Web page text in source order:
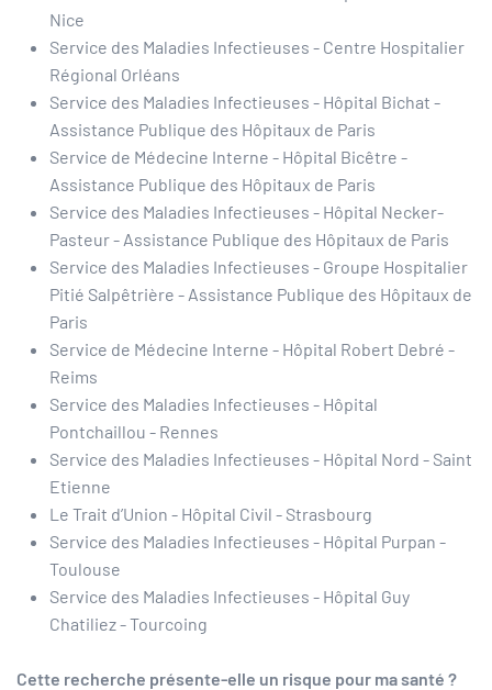
Nice
Service des Maladies Infectieuses - Centre Hospitalier
Régional Orléans
Service des Maladies Infectieuses - Hôpital Bichat -
Assistance Publique des Hôpitaux de Paris
Service de Médecine Interne - Hôpital Bicêtre -
Assistance Publique des Hôpitaux de Paris
Service des Maladies Infectieuses - Hôpital Necker-
Pasteur - Assistance Publique des Hôpitaux de Paris
Service des Maladies Infectieuses - Groupe Hospitalier
Pitié Salpêtrière - Assistance Publique des Hôpitaux de
Paris
Service de Médecine Interne - Hôpital Robert Debré -
Reims
Service des Maladies Infectieuses - Hôpital
Pontchaillou - Rennes
Service des Maladies Infectieuses - Hôpital Nord - Saint
Etienne
Le Trait d’Union - Hôpital Civil - Strasbourg
Service des Maladies Infectieuses - Hôpital Purpan -
Toulouse
Service des Maladies Infectieuses - Hôpital Guy
Chatiliez - Tourcoing
Cette recherche présente-elle un risque pour ma santé ?